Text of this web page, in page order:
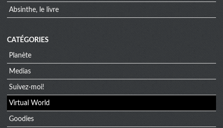
Absinthe, le livre
CATÉGORIES
Planète
Medias
Suivez-moi!
Virtual World
Goodies